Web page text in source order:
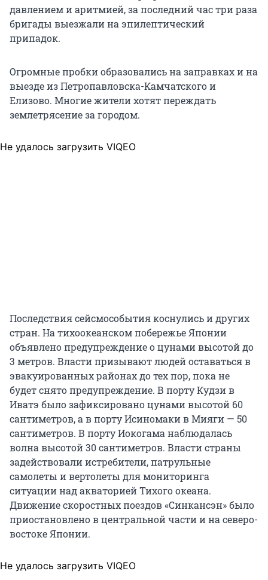
давлением и аритмией, за последний час три раза
бригады выезжали на эпилептический
припадок.
Огромные пробки образовались на заправках и на
выезде из Петропавловска-Камчатского и
Елизово. Многие жители хотят переждать
землетрясение за городом.
Не удалось загрузить VIQEO
Последствия сейсмособытия коснулись и других
стран. На тихоокеанском побережье Японии
объявлено предупреждение о цунами высотой до
3 метров. Власти призывают людей оставаться в
эвакуированных районах до тех пор, пока не
будет снято предупреждение. В порту Кудзи в
Иватэ было зафиксировано цунами высотой 60
сантиметров, а в порту Исиномаки в Мияги — 50
сантиметров. В порту Иокогама наблюдалась
волна высотой 30 сантиметров. Власти страны
задействовали истребители, патрульные
самолеты и вертолеты для мониторинга
ситуации над акваторией Тихого океана.
Движение скоростных поездов «Синкансэн» было
приостановлено в центральной части и на северо-
востоке Японии.
Не удалось загрузить VIQEO